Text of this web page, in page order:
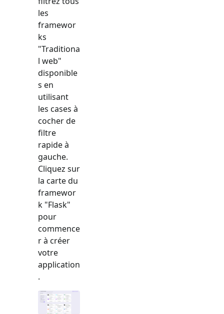
les
framewor
ks
"Traditiona
l web"
disponible
s en
utilisant
les cases à
cocher de
filtre
rapide à
gauche.
Cliquez sur
la carte du
framewor
k "Flask"
pour
commence
r à créer
votre
application
.